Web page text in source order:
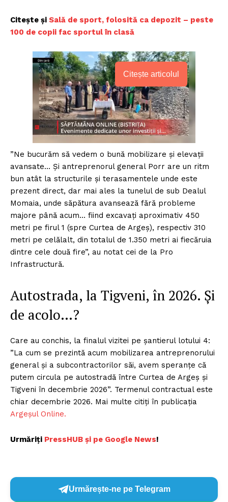
Citește și Sală de sport, folosită ca depozit – peste
100 de copii fac sportul în clasă
Citește articolul
”Ne bucurăm să vedem o bună mobilizare și elevații
avansate… Și antreprenorul general Porr are un ritm
bun atât la structurile și terasamentele unde este
prezent direct, dar mai ales la tunelul de sub Dealul
Momaia, unde săpătura avansează fără probleme
majore până acum… fiind excavați aproximativ 450
metri pe firul 1 (spre Curtea de Argeș), respectiv 310
metri pe celălalt, din totalul de 1.350 metri ai fiecăruia
dintre cele două fire”, au notat cei de la Pro
Infrastructură.
Autostrada, la Tigveni, în 2026. Și
de acolo…?
Care au conchis, la finalul vizitei pe șantierul lotului 4:
”La cum se prezintă acum mobilizarea antreprenorului
general și a subcontractorilor săi, avem speranțe că
putem circula pe autostradă între Curtea de Argeș și
Tigveni în decembrie 2026”. Termenul contractual este
chiar decembrie 2026. Mai multe citiți în publicația
Argeșul Online.
Urmăriți PressHUB și pe Google News!
Urmărește-ne pe Telegram